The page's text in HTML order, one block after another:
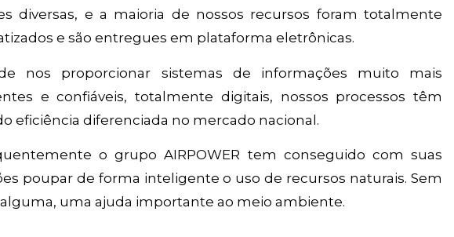
diversas, e a maioria de nossos recursos foram totalmente
e são entregues em plataforma eletrônicas.
nos proporcionar sistemas de informações muito mais
e confiáveis, totalmente digitais, nossos processos têm
eficiência diferenciada no mercado nacional.
o grupo AIRPOWER tem conseguido com suas
poupar de forma inteligente o uso de recursos naturais. Sem
uma ajuda importante ao meio ambiente.